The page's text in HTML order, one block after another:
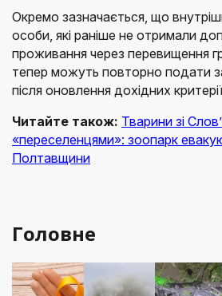
Окремо зазначається, що
особи, які раніше не отримали
проживання через перевищення
тепер можуть повторно подати
після оновлення дохідних
Читайте також: Тварини зі
«переселенцями»: зоопарк
Полтавщини
Головне